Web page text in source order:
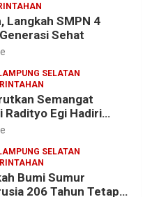
Langkah SMPN 4
Sehat
SELATAN
Semangat
Radityo Egi Hadiri
Bumi 206 Tahun di
SELATAN
Bumi Sumur
206 Tahun Tetap